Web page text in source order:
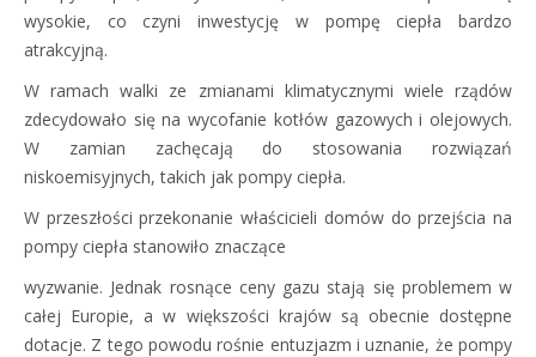
wysokie, co czyni inwestycję w pompę ciepła bardzo
atrakcyjną.
W ramach walki ze zmianami klimatycznymi wiele rządów
zdecydowało się na wycofanie kotłów gazowych i olejowych.
W zamian zachęcają do stosowania rozwiązań
niskoemisyjnych, takich jak pompy ciepła.
W przeszłości przekonanie właścicieli domów do przejścia na
pompy ciepła stanowiło znaczące
wyzwanie. Jednak rosnące ceny gazu stają się problemem w
całej Europie, a w większości krajów są obecnie dostępne
dotacje. Z tego powodu rośnie entuzjazm i uznanie, że pompy